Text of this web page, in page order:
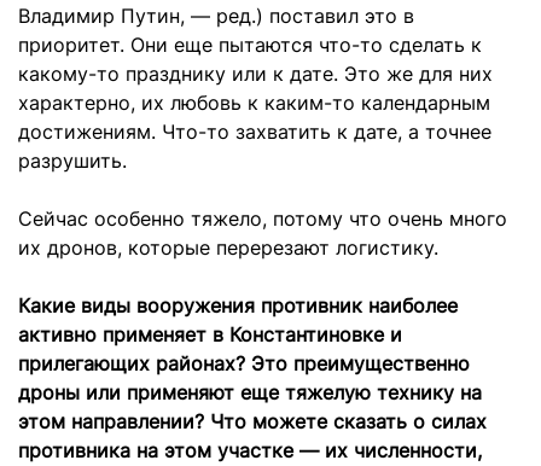
Владимир Путин, — ред.) поставил это в
приоритет. Они еще пытаются что-то сделать к
какому-то празднику или к дате. Это же для них
характерно, их любовь к каким-то календарным
достижениям. Что-то захватить к дате, а точнее
разрушить.
Сейчас особенно тяжело, потому что очень много
их дронов, которые перерезают логистику.
Какие виды вооружения противник наиболее
активно применяет в Константиновке и
прилегающих районах? Это преимущественно
дроны или применяют еще тяжелую технику на
этом направлении? Что можете сказать о силах
противника на этом участке — их численности,